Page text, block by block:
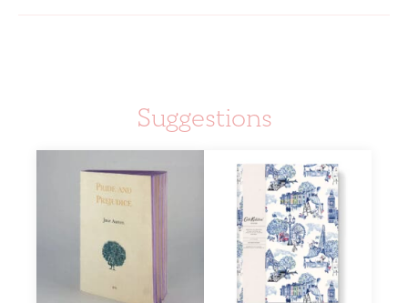
Suggestions